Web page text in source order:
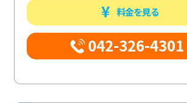
料金を見る
042-326-4301